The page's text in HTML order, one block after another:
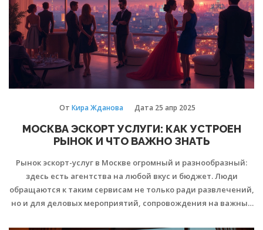
От Кира Жданова Дата 25 апр 2025
МОСКВА ЭСКОРТ УСЛУГИ: КАК УСТРОЕН
РЫНОК И ЧТО ВАЖНО ЗНАТЬ
Рынок эскорт-услуг в Москве огромный и разнообразный:
здесь есть агентства на любой вкус и бюджет. Люди
обращаются к таким сервисам не только ради развлечений,
но и для деловых мероприятий, сопровождения на важные